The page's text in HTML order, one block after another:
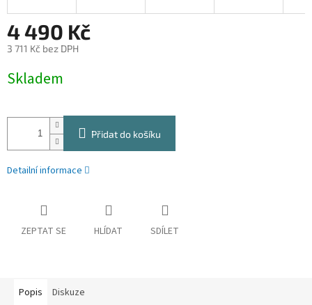
4 490 Kč
3 711 Kč bez DPH
cena:
Skladem
Přidat do košíku
Detailní informace
ZEPTAT SE HLÍDAT SDÍLET
Popis Diskuze